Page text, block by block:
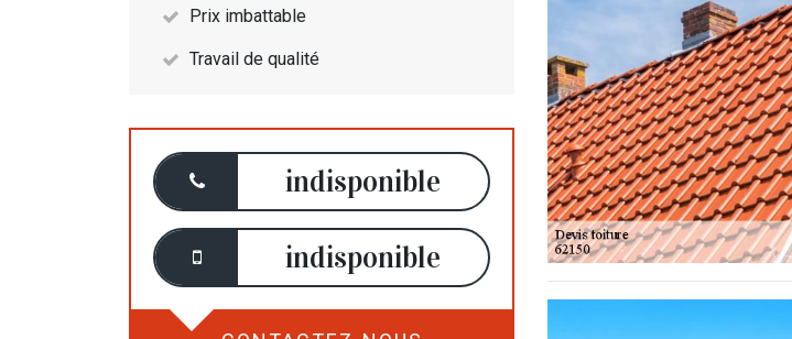
Prix imbattable
Travail de qualité
indisponible
indisponible